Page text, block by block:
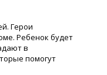
Герои
Ребенок будет
в
помогут